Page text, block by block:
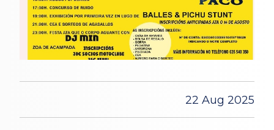
22 Aug 2025